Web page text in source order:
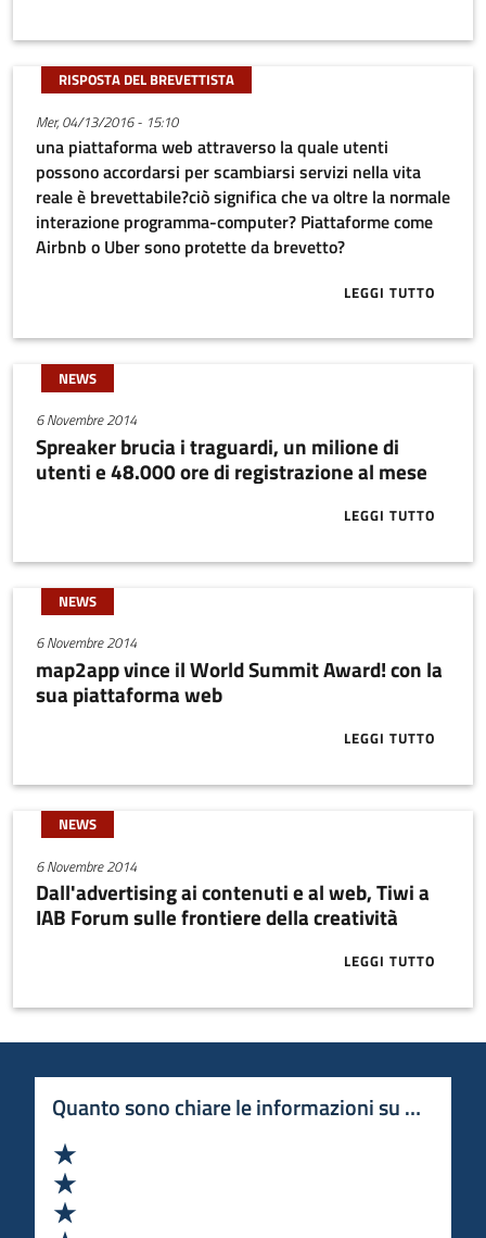
RISPOSTA DEL BREVETTISTA
Mer, 04/13/2016 - 15:10
una piattaforma web attraverso la quale utenti
possono accordarsi per scambiarsi servizi nella vita
reale è brevettabile?ciò significa che va oltre la normale
interazione programma-computer? Piattaforme come
Airbnb o Uber sono protette da brevetto?
LEGGI TUTTO
ABOUT UNA
NEWS
6 Novembre 2014
Spreaker brucia i traguardi, un milione di
utenti e 48.000 ore di registrazione al mese
LEGGI TUTTO
ABOUT
NEWS
6 Novembre 2014
map2app vince il World Summit Award! con la
sua piattaforma web
LEGGI TUTTO
ABOUT
NEWS
6 Novembre 2014
Dall'advertising ai contenuti e al web, Tiwi a
IAB Forum sulle frontiere della creatività
LEGGI TUTTO
ABOUT
Quanto sono chiare le informazioni su questa